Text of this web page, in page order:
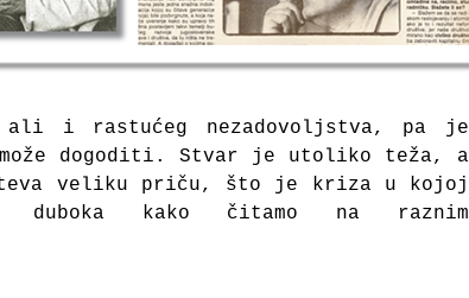
i rastućeg nezadovoljstva, pa je
dogoditi. Stvar je utoliko teža, a
veliku priču, što je kriza u kojoj
duboka kako čitamo na raznim